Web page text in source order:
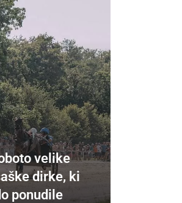
velike
dirke, ki
ponudile